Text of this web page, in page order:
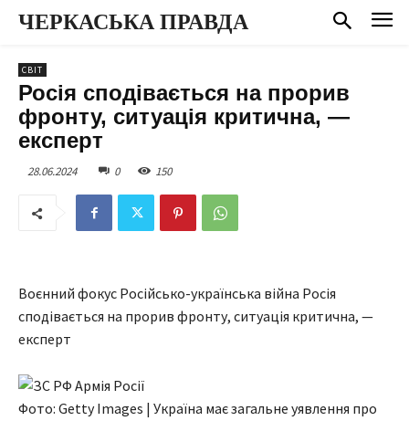
ЧЕРКАСЬКА ПРАВДА
СВІТ
Росія сподівається на прорив
фронту, ситуація критична, —
експерт
28.06.2024 0 150
Воєнний фокус Російсько-українська війна Росія
сподівається на прорив фронту, ситуація критична, —
експерт
Фото: Getty Images | Україна має загальне уявлення про